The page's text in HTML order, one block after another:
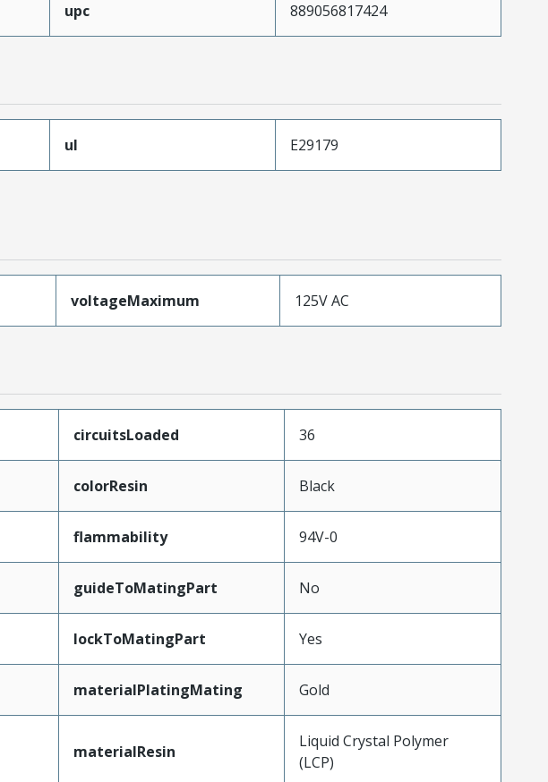
upc 889056817424
ul
E29179
voltageMaximum 125V AC
circuitsLoaded 36
colorResin Black
flammability 94V-0
guideToMatingPart No
lockToMatingPart Yes
materialPlatingMating Gold
materialResin
Liquid Crystal Polymer
(LCP)